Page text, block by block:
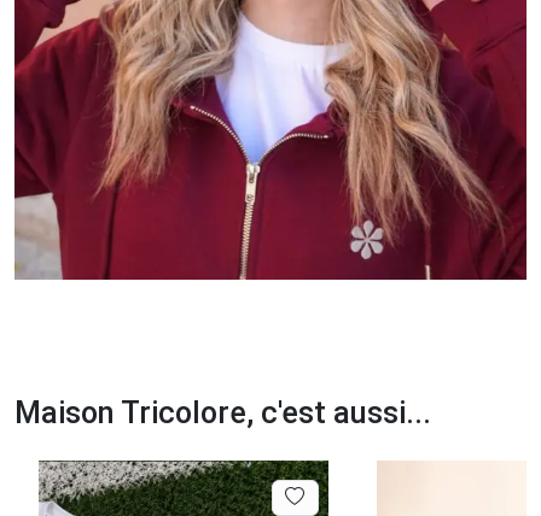
Maison Tricolore, c'est aussi...